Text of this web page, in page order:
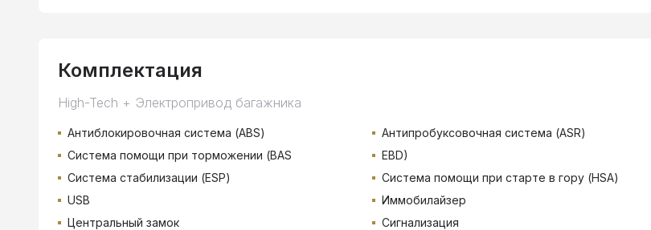
Комплектация
High-Tech + Электропривод багажника
Антиблокировочная система (ABS)
Антипробуксовочная система (ASR)
Система помощи при торможении (BAS
EBD)
Система стабилизации (ESP)
Система помощи при старте в гору (HSA)
USB
Иммобилайзер
Центральный замок
Сигнализация